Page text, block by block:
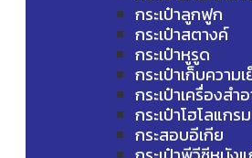
กระเป๋าลูกฟูก
กระเป๋าสตางค์
กระเป๋าหูรูด
กระเป๋าเก็บความ
กระเป๋าเครื่องสำ
กระเป๋าโฮโลแกรม
กระสอบอีเกีย